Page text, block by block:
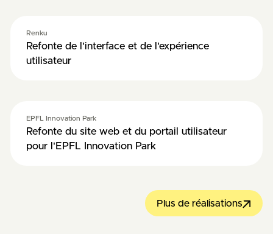
Renku
Refonte de l'interface et de l'expérience
utilisateur
EPFL Innovation Park
Refonte du site web et du portail utilisateur
pour l'EPFL Innovation Park
Plus de réalisations